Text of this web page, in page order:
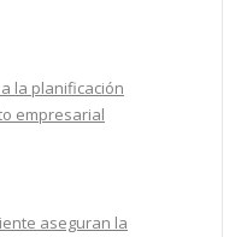
la planificación
empresarial
aseguran la